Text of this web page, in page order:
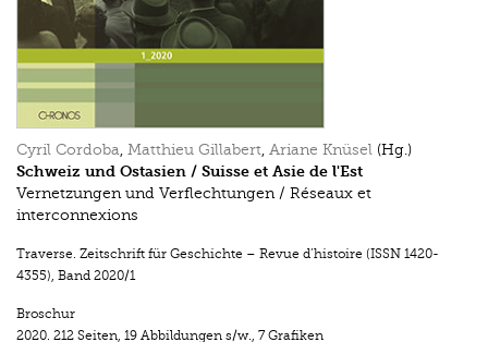
Cyril Cordoba, Matthieu Gillabert, Ariane Knüsel (Hg.)
Schweiz und Ostasien / Suisse et Asie de l'Est
Vernetzungen und Verflechtungen / Réseaux et
interconnexions
Traverse. Zeitschrift für Geschichte – Revue d’histoire (ISSN 1420-
4355), Band 2020/1
Broschur
2020. 212 Seiten, 19 Abbildungen s/w., 7 Grafiken